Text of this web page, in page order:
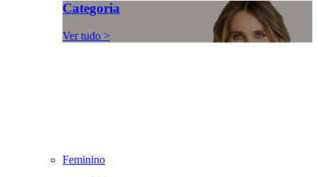
Categoria
Ver tudo >
Feminino